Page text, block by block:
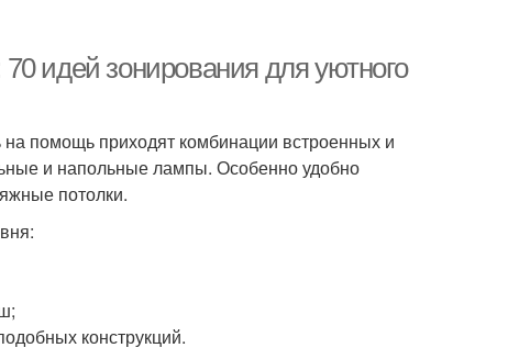
идей зонирования для уютного
помощь приходят комбинации встроенных и
и напольные лампы. Особенно удобно
потолки.
конструкций.